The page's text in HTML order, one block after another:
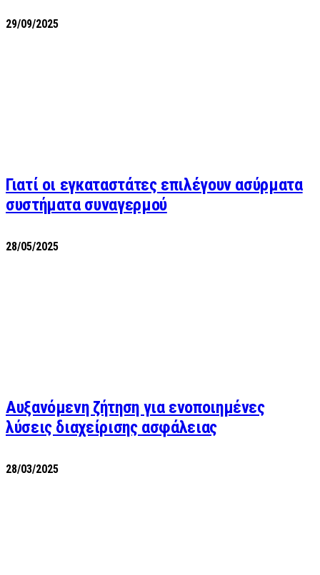
29/09/2025
Γιατί οι εγκαταστάτες επιλέγουν ασύρματα
συστήματα συναγερμού
28/05/2025
Αυξανόμενη ζήτηση για ενοποιημένες
λύσεις διαχείρισης ασφάλειας
28/03/2025